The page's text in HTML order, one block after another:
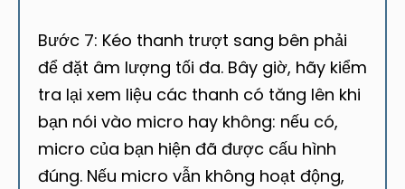
Bước 7: Kéo thanh trượt sang bên phải
để đặt âm lượng tối đa. Bây giờ, hãy kiểm
tra lại xem liệu các thanh có tăng lên khi
bạn nói vào micro hay không: nếu có,
micro của bạn hiện đã được cấu hình
đúng. Nếu micro vẫn không hoạt động,